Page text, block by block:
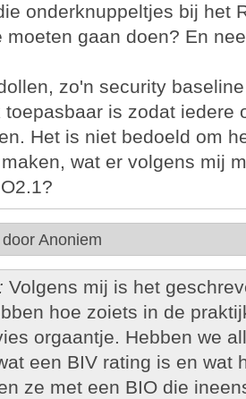
onderknuppeltjes bij het
moeten gaan doen? En
zo'n security
is zodat iedere
Het is niet bedoeld om
wat er volgens mij
Anoniem
Volgens mij is het
hoe zoiets in de
orgaantje. Hebben we
een BIV rating is en wat
ze met een BIO die